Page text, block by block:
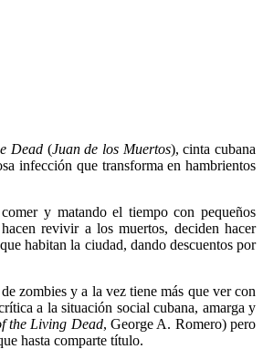
Dead (Juan de los Muertos), cinta cubana
infección que transforma en hambrientos
y matando el tiempo con pequeños
revivir a los muertos, deciden hacer
habitan la ciudad, dando descuentos por
zombies y a la vez tiene más que ver con
a la situación social cubana, amarga y
the Living Dead, George A. Romero) pero
hasta comparte título.